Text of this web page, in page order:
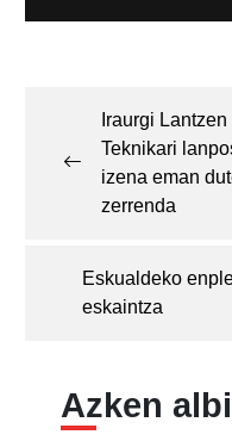
Iraurgi
Teknikari
izena eman
zerrenda
Eskualdeko
eskaintza
Azken